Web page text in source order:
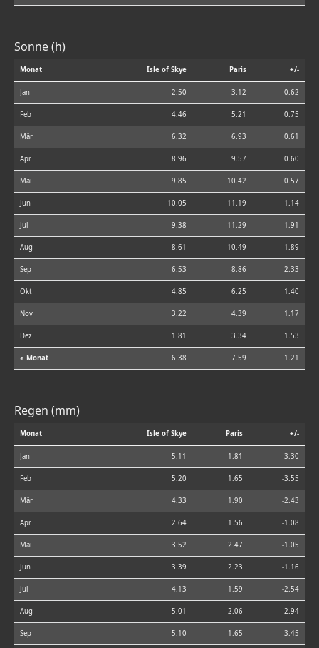
Sonne (h)
Monat Isle of Skye Paris +/-
Jan 2.50 3.12 0.62
Feb 4.46 5.21 0.75
Mär 6.32 6.93 0.61
Apr 8.96 9.57 0.60
Mai 9.85 10.42 0.57
Jun 10.05 11.19 1.14
Jul 9.38 11.29 1.91
Aug 8.61 10.49 1.89
Sep 6.53 8.86 2.33
Okt 4.85 6.25 1.40
Nov 3.22 4.39 1.17
Dez 1.81 3.34 1.53
⌀ Monat 6.38 7.59 1.21
Regen (mm)
Monat Isle of Skye Paris +/-
Jan 5.11 1.81 -3.30
Feb 5.20 1.65 -3.55
Mär 4.33 1.90 -2.43
Apr 2.64 1.56 -1.08
Mai 3.52 2.47 -1.05
Jun 3.39 2.23 -1.16
Jul 4.13 1.59 -2.54
Aug 5.01 2.06 -2.94
Sep 5.10 1.65 -3.45